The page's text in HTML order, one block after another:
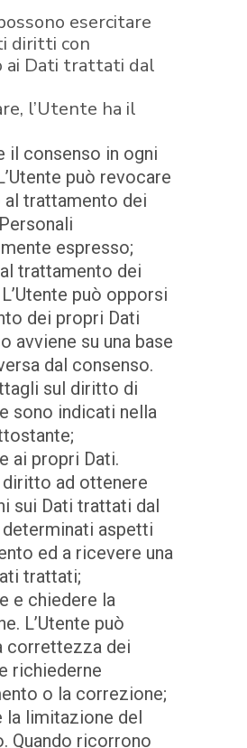
esercitare
diritti con
ai Dati trattati dal
l’Utente ha il
il consenso in ogni
può revocare
al trattamento dei
espresso;
trattamento dei
può opporsi
dei propri Dati
avviene su una base
dal consenso.
sul diritto di
sono indicati nella
ai propri Dati.
diritto ad ottenere
sui Dati trattati dal
aspetti
ed a ricevere una
trattati;
e chiedere la
L’Utente può
correttezza dei
richiederne
o la correzione;
la limitazione del
Quando ricorrono